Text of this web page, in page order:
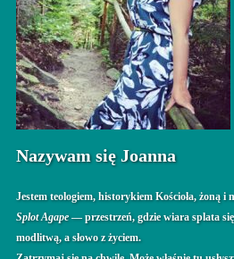
Nazywam się Joanna
Jestem teologiem, historykiem Kościoła, żoną i
Splot Agape— przestrzeń, gdzie wiara splata
modlitwą, a słowo z życiem.